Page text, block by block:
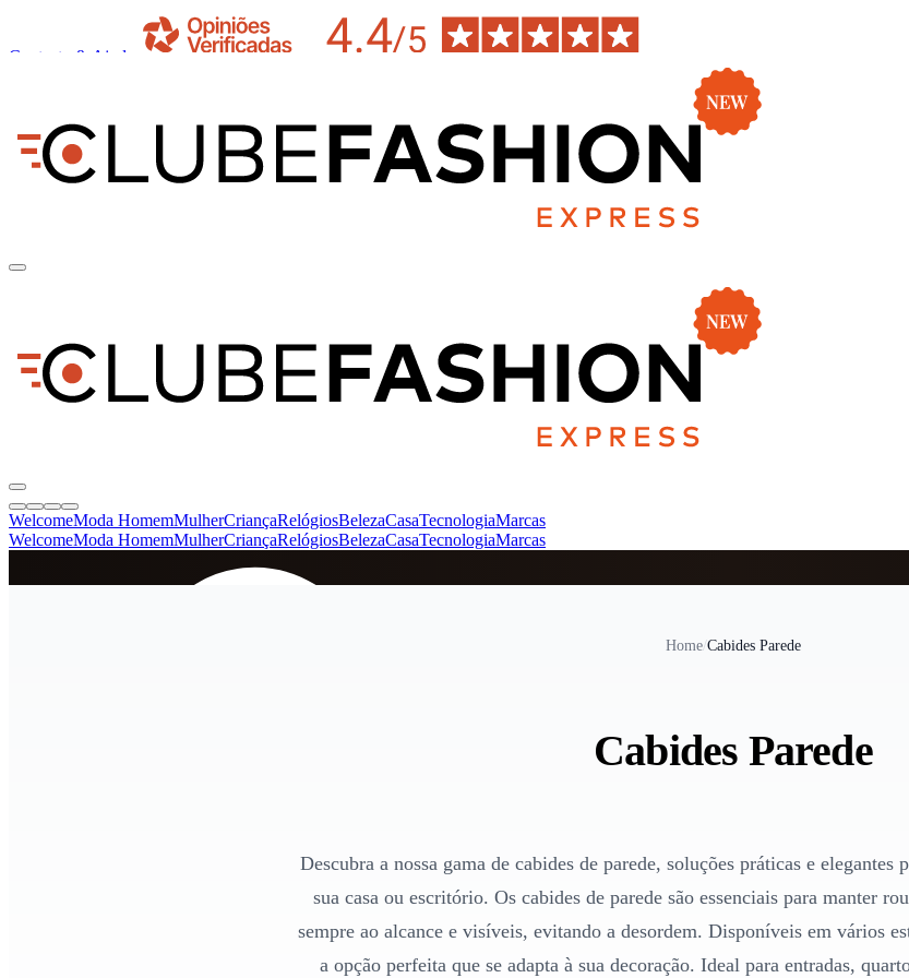
Contacto & Ajuda
WelcomeModa HomemMulherCriançaRelógiosBelezaCasaTecnologiaMarcas
WelcomeModa HomemMulherCriançaRelógiosBelezaCasaTecnologiaMarcas
Home/Cabides Parede
Cabides Parede
Descubra a nossa gama de cabides de parede, soluções práticas e
sua casa ou escritório. Os cabides de parede são essenciais para manter
sempre ao alcance e visíveis, evitando a desordem. Disponíveis em vários
a opção perfeita que se adapta à sua decoração. Ideal para entradas,